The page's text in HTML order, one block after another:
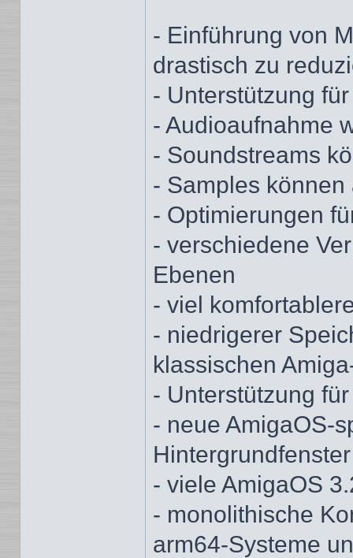
- Einführung von
drastisch zu
- Unterstützung
- Audioaufnahme
- Soundstreams
- Samples
- Optimierungen
- verschiedene
Ebenen
- viel
- niedrigerer
klassischen
- Unterstützung
- neue AmigaOS-
Hintergrundfenster
- viele AmigaOS
- monolithische
arm64-Systeme